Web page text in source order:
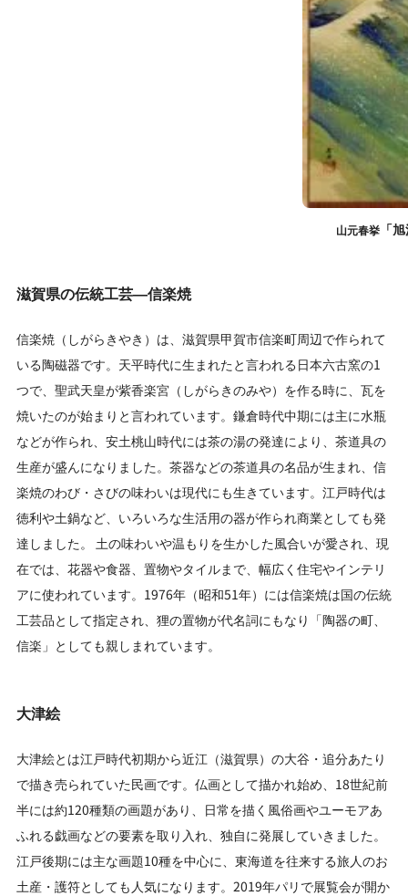
山元春挙 「
滋賀県の伝統工芸―信楽焼
信楽焼（しがらきやき）は、滋賀県甲賀市信楽町周辺で作られて
いる陶磁器です。天平時代に生まれたと言われる日本六古窯の1
つで、聖武天皇が紫香楽宮（しがらきのみや）を作る時に、瓦を
焼いたのが始まりと言われています。鎌倉時代中期には主に水瓶
などが作られ、安土桃山時代には茶の湯の発達により、茶道具の
生産が盛んになりました。茶器などの茶道具の名品が生まれ、信
楽焼のわび・さびの味わいは現代にも生きています。江戸時代は
徳利や土鍋など、いろいろな生活用の器が作られ商業としても発
達しました。 土の味わいや温もりを生かした風合いが愛され、現
在では、花器や食器、置物やタイルまで、幅広く住宅やインテリ
アに使われています。1976年（昭和51年）には信楽焼は国の伝統
工芸品として指定され、狸の置物が代名詞にもなり「陶器の町、
信楽」としても親しまれています。
大津絵
大津絵とは江戸時代初期から近江（滋賀県）の大谷・追分あたり
で描き売られていた民画です。仏画として描かれ始め、18世紀前
半には約120種類の画題があり、日常を描く風俗画やユーモアあ
ふれる戯画などの要素を取り入れ、独自に発展していきました。
江戸後期には主な画題10種を中心に、東海道を往来する旅人のお
土産・護符としても人気になります。2019年パリで展覧会が開か